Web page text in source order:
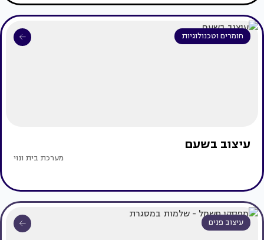
חומרים וטכנולוגיות
עיצוב בשעם
מערכת בית ונוי
עיצוב פנים